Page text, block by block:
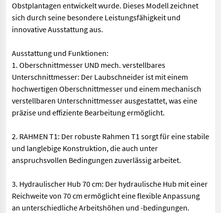
Obstplantagen entwickelt wurde. Dieses Modell zeichnet
sich durch seine besondere Leistungsfähigkeit und
innovative Ausstattung aus.
Ausstattung und Funktionen:
1. Oberschnittmesser UND mech. verstellbares
Unterschnittmesser: Der Laubschneider ist mit einem
hochwertigen Oberschnittmesser und einem mechanisch
verstellbaren Unterschnittmesser ausgestattet, was eine
präzise und effiziente Bearbeitung ermöglicht.
2. RAHMEN T1: Der robuste Rahmen T1 sorgt für eine stabile
und langlebige Konstruktion, die auch unter
anspruchsvollen Bedingungen zuverlässig arbeitet.
3. Hydraulischer Hub 70 cm: Der hydraulische Hub mit einer
Reichweite von 70 cm ermöglicht eine flexible Anpassung
an unterschiedliche Arbeitshöhen und -bedingungen.